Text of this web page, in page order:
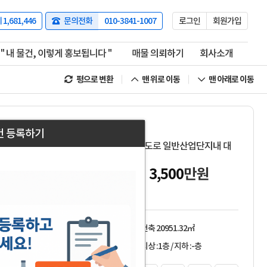
" 내 물건, 이렇게 홍보됩니다 " 매물 의뢰하기 회사소개
1,681,446 문의전화 010-3841-1007 로그인 회원가입
평으로 변환 맨 위로 이동 맨 아래로 이동
매물번호 10868
전국대형공장임대 대구인근 경부고속도로 일반산업단지내 대
3,500만원
공장 창고
건축 20951.32㎡
-
지상 :1층/지하 :-층
등록하기